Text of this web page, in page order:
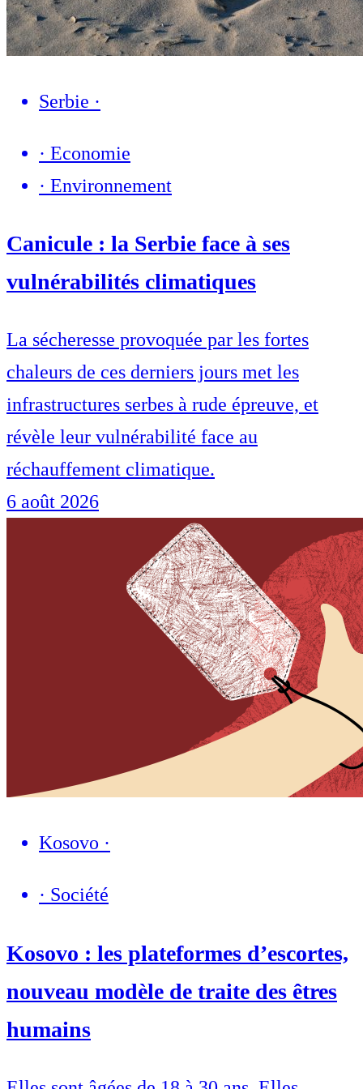
Serbie ·
· Economie
· Environnement
Canicule : la Serbie face à ses
vulnérabilités climatiques
La sécheresse provoquée par les fortes
chaleurs de ces derniers jours met les
infrastructures serbes à rude épreuve, et
révèle leur vulnérabilité face au
réchauffement climatique.
6 août 2026
Kosovo ·
· Société
Kosovo : les plateformes d’escortes,
nouveau modèle de traite des êtres
humains